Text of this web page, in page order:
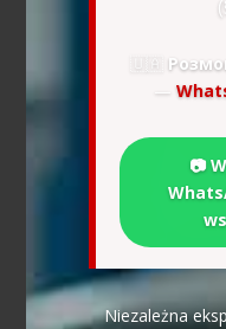
🇺🇦
—
📷
Niezależna